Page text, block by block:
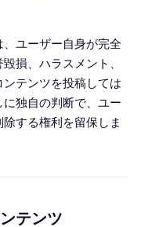
ユーザー自身が完全
損、ハラスメント、
テンツを投稿しては
独自の判断で、ユー
する権利を留保しま
テンツ